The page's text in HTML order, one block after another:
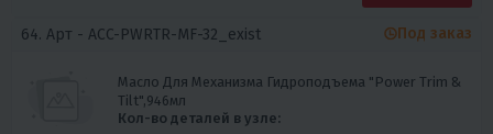
64. Арт - ACC-PWRTR-MF-32_exist
Масло Для Механизма Гидроподъема "Power Trim &
Tilt",946мл
Кол-во деталей в узле:
Под заказ